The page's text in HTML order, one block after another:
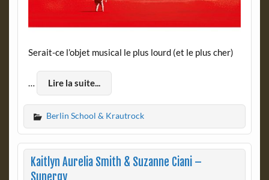
Serait-ce l’objet musical le plus lourd (et le plus cher)
… Lire la suite...
Berlin School & Krautrock
Kaitlyn Aurelia Smith & Suzanne Ciani –